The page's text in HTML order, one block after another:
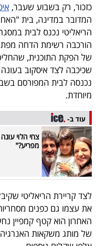
כזכור, רק בשבוע שעבר,
המדובר במדינה, בית "האח
הריאליטי נכנס לבית
הורכבה רשימת הדחה
של הפקת התוכנית,
נכנסה לבית המפורסם
מיוחדת.
עוד ב-
צחי הלוי
מפריע?"
לצד קריירת הריאליטי
את עצמו גם כפנים
האחרון הוא קטף קמפיין